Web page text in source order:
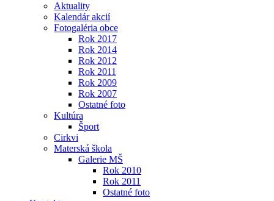
Aktuality
Kalendár akcií
Fotogaléria obce
Rok 2017
Rok 2014
Rok 2012
Rok 2011
Rok 2009
Rok 2007
Ostatné foto
Kultúra
Šport
Cirkvi
Materská škola
Galerie MŠ
Rok 2010
Rok 2011
Ostatné foto